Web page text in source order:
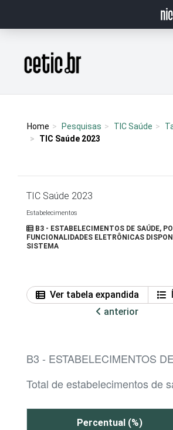
Página inicial
Home Pesquisas TIC Saúde
TIC Saúde 2023
TIC Saúde 2023
Estabelecimentos
B3 - ESTABELECIMENTOS DE SAÚDE,
FUNCIONALIDADES ELETRÔNICAS
SISTEMA
Ver tabela expandida
anterior
B3 - ESTABELECIMENTOS
Total de estabelecimentos de
Percentual (%)